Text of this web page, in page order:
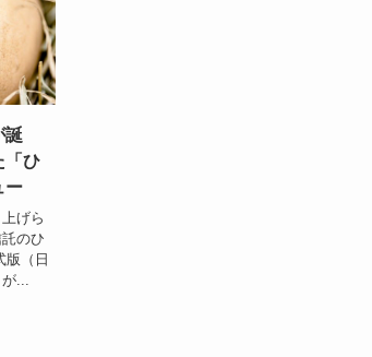
誕
「ひ
ー
げら
のひ
版（日
...